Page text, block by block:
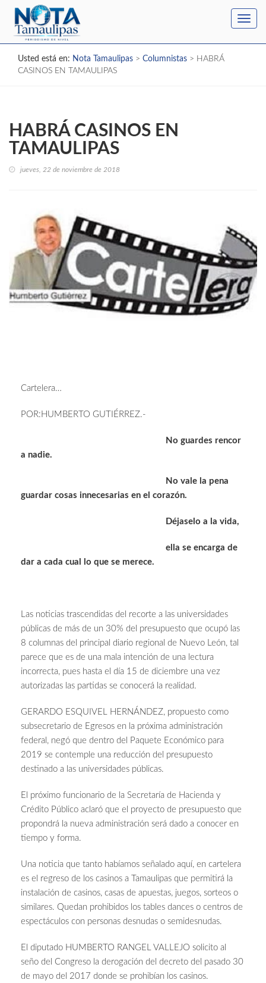
Usted está en: Nota Tamaulipas > Columnistas > HABRÁ
CASINOS EN TAMAULIPAS
HABRÁ CASINOS EN
TAMAULIPAS
jueves, 22 de noviembre de 2018
Cartelera…
POR:HUMBERTO GUTIÉRREZ.-
No guardes rencor
a nadie.
No vale la pena
guardar cosas innecesarias en el corazón.
Déjaselo a la vida,
ella se encarga de
dar a cada cual lo que se merece.
Las noticias trascendidas del recorte a las universidades
públicas de más de un 30% del presupuesto que ocupó las
8 columnas del principal diario regional de Nuevo León, tal
parece que es de una mala intención de una lectura
incorrecta, pues hasta el día 15 de diciembre una vez
autorizadas las partidas se conocerá la realidad.
GERARDO ESQUIVEL HERNÁNDEZ, propuesto como
subsecretario de Egresos en la próxima administración
federal, negó que dentro del Paquete Económico para
2019 se contemple una reducción del presupuesto
destinado a las universidades públicas.
El próximo funcionario de la Secretaría de Hacienda y
Crédito Público aclaró que el proyecto de presupuesto que
propondrá la nueva administración será dado a conocer en
tiempo y forma.
Una noticia que tanto habíamos señalado aquí, en cartelera
es el regreso de los casinos a Tamaulipas que permitirá la
instalación de casinos, casas de apuestas, juegos, sorteos o
similares. Quedan prohibidos los tables dances o centros de
espectáculos con personas desnudas o semidesnudas.
El diputado HUMBERTO RANGEL VALLEJO solicito al
seño del Congreso la derogación del decreto del pasado 30
de mayo del 2017 donde se prohibían los casinos.